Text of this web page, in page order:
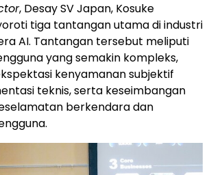
, Desay SV Japan, Kosuke
tiga tantangan utama di industri
AI. Tantangan tersebut meliputi
yang semakin kompleks,
kenyamanan subjektif
teknis, serta keseimbangan
berkendara dan